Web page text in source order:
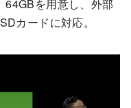
を用意し、外部
カードに対応。